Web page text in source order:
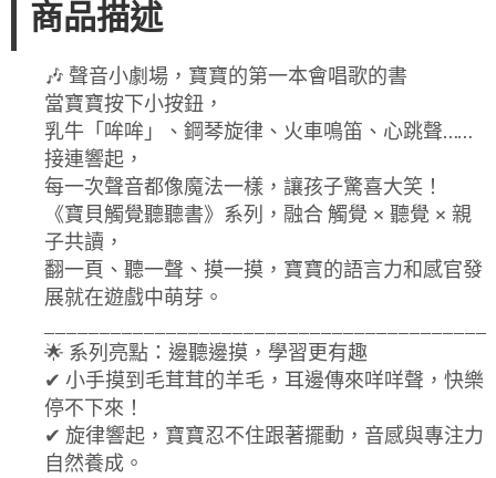
商品描述
🎶 聲音小劇場，寶寶的第一本會唱歌的書
當寶寶按下小按鈕，
乳牛「哞哞」、鋼琴旋律、火車鳴笛、心跳聲……
接連響起，
每一次聲音都像魔法一樣，讓孩子驚喜大笑！
《寶貝觸覺聽聽書》系列，融合 觸覺 × 聽覺 × 親
子共讀，
翻一頁、聽一聲、摸一摸，寶寶的語言力和感官發
展就在遊戲中萌芽。
🌟 系列亮點：邊聽邊摸，學習更有趣
✔ 小手摸到毛茸茸的羊毛，耳邊傳來咩咩聲，快樂
停不下來！
✔ 旋律響起，寶寶忍不住跟著擺動，音感與專注力
自然養成。